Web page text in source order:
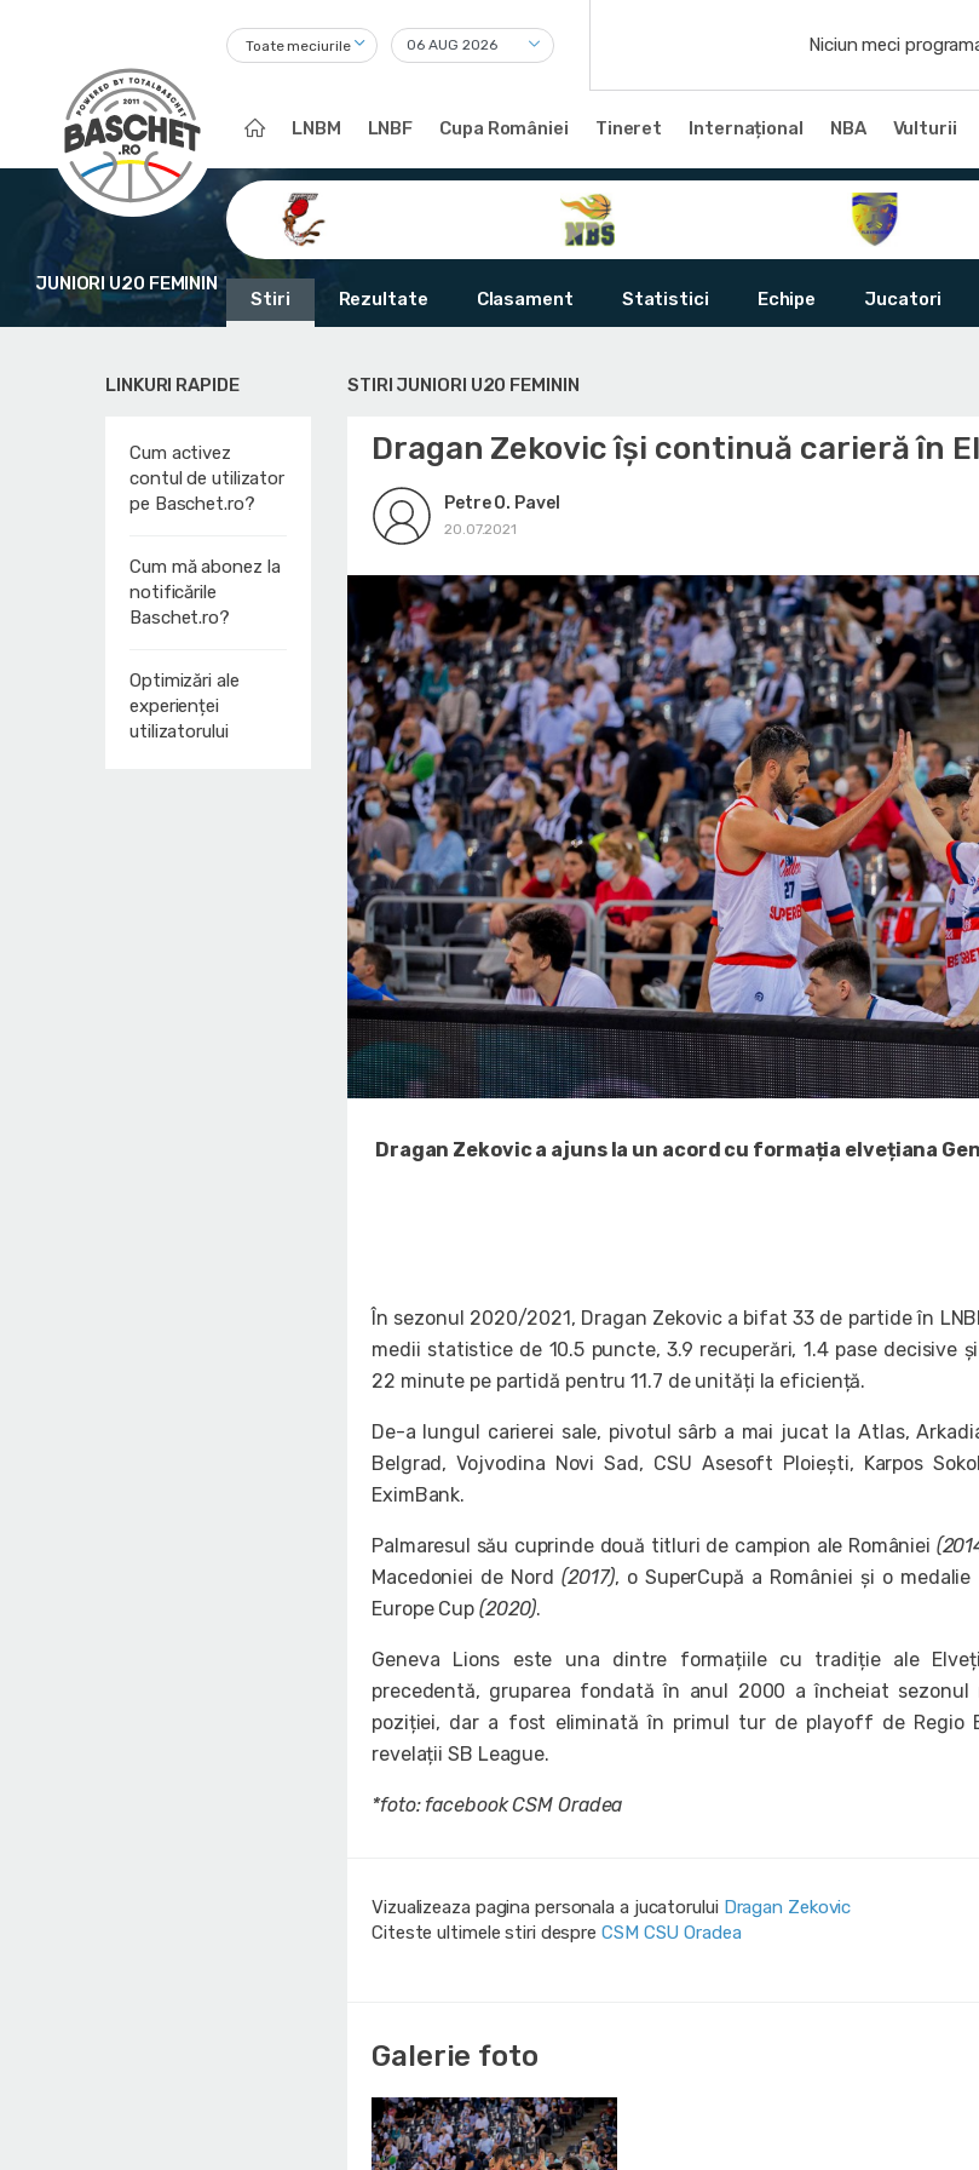
Toate meciurile Niciun meci
LNBM LNBF Cupa României Tineret Internațional NBA Vulturii
JUNIORI U20 FEMININ
Stiri Rezultate Clasament Statistici Echipe Jucatori
LINKURI RAPIDE
Cum activez
contul de utilizator
pe Baschet.ro?
Cum mă abonez la
notificările
Baschet.ro?
Optimizări ale
experienței
utilizatorului
STIRI JUNIORI U20 FEMININ
Dragan Zekovic își continuă carieră în
Petre O. Pavel
20.07.2021
Dragan Zekovic a ajuns la un acord cu formația elvețiana
În sezonul 2020/2021, Dragan Zekovic a bifat 33 de partide în
medii statistice de 10.5 puncte, 3.9 recuperări, 1.4 pase decisive
22 minute pe partidă pentru 11.7 de unități la eficiență.
De-a lungul carierei sale, pivotul sârb a mai jucat la Atlas, Arkadia
Belgrad, Vojvodina Novi Sad, CSU Asesoft Ploiești, Karpos
EximBank.
Palmaresul său cuprinde două titluri de campion ale României
Macedoniei de Nord(2017), o SuperCupă a României și o
Europe Cup (2020).
Geneva Lions este una dintre formațiile cu tradiție ale
precedentă, gruparea fondată în anul 2000 a încheiat sezonul
poziției, dar a fost eliminată în primul tur de playoff de Regio
revelații SB League.
*foto: facebook CSM Oradea
Vizualizeaza pagina personala a jucatorului Dragan Zekovic
Citeste ultimele stiri despre CSM CSU Oradea
Galerie foto